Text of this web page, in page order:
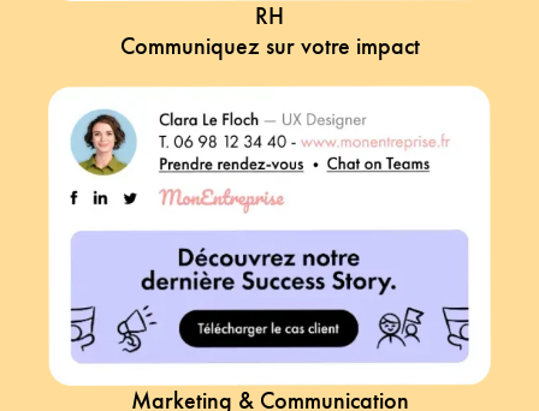
RH
Communiquez sur votre impact
Marketing & Communication